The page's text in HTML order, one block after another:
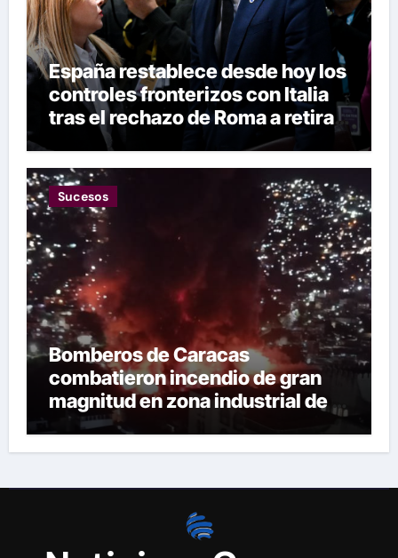
España restablece desde hoy los
controles fronterizos con Italia
tras el rechazo de Roma a retirar
las restricciones
Sucesos
Bomberos de Caracas
combatieron incendio de gran
magnitud en zona industrial de El
Llanito